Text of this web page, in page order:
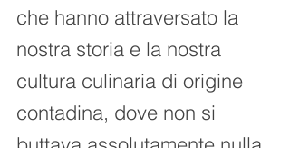
che hanno attraversato la
nostra storia e la nostra
cultura culinaria di origine
contadina, dove non si